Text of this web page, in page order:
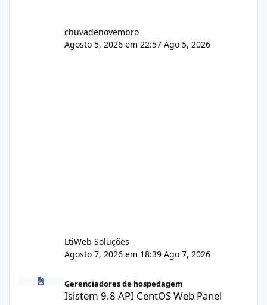
chuvadenovembro
Agosto 5, 2026 em 22:57 Ago 5, 2026
LtiWeb Soluções
Agosto 7, 2026 em 18:39 Ago 7, 2026
Isistem 9.8 API CentOS Web Panel
Gerenciadores de hospedagem
Isistem 9.8 API CentOS Web Panel